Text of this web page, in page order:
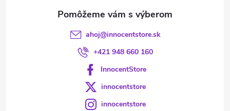
ahoj@innocentstore.sk
+421 948 660 160
InnocentStore
innocentstore
innocentstore